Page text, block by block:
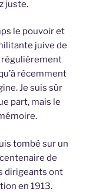
juste.
le pouvoir et
juive de
régulièrement
récemment
Je suis sûr
part, mais le
tombé sur un
de
dirigeants ont
en 1913.